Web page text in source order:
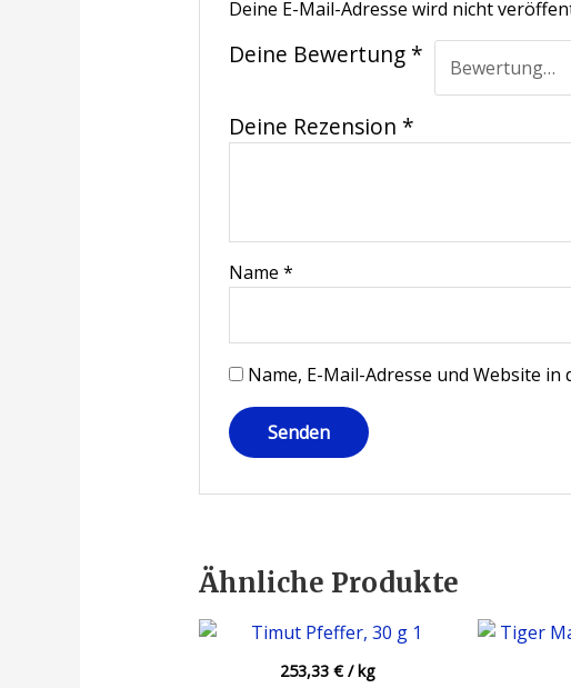
Deine E-Mail-Adresse wird nicht
Deine Bewertung *
Deine Rezension *
Name*
Name, E-Mail-Adresse und Website
Ähnliche Produkte
253,33 €/kg